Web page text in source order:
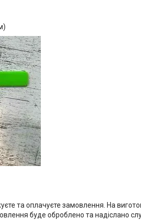
та оплачуєте замовлення. На
буде оброблено та надіслано